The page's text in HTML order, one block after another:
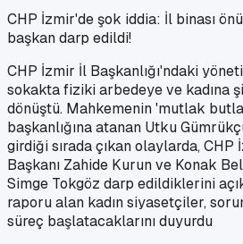
CHP İzmir'de şok iddia: İl binası
başkan darp edildi!
CHP İzmir İl Başkanlığı'ndaki
sokakta fiziki arbedeye ve kadına
dönüştü. Mahkemenin 'mutlak
başkanlığına atanan Utku
girdiği sırada çıkan olaylarda, CHP
Başkanı Zahide Kurun ve Konak
Simge Tokgöz darp edildiklerini
raporu alan kadın siyasetçiler,
süreç başlatacaklarını duyurdu